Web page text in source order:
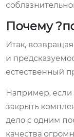
Почему
Итак,
и
естественный
Например, если
закрыть
дело с одним
качества